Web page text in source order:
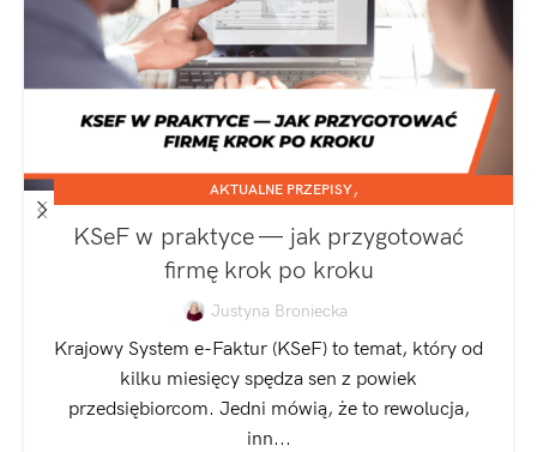
AKTUALNE PRZEPISY,
SPÓŁKA Z O.O.
KSeF w praktyce — jak przygotować
firmę krok po kroku
Justyna Broniecka
Krajowy System e-Faktur (KSeF) to temat, który od
kilku miesięcy spędza sen z powiek
przedsiębiorcom. Jedni mówią, że to rewolucja,
inn...